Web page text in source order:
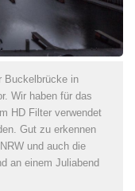
Buckelbrücke in
Wir haben für das
HD Filter verwendet
Gut zu erkennen
und auch die
an einem Juliabend